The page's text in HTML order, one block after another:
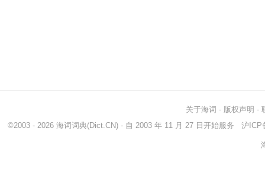
关于海词 - 版权声明 -
©2003 - 2026 海词词典(Dict.CN) - 自 2003 年 11 月 27 日开始服务 沪ICP